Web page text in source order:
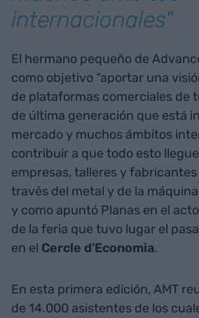
internacionales"
El hermano pequeño de
como objetivo “aportar una
de plataformas comerciales de
de última generación que está
mercado y muchos ámbitos
contribuir a que todo esto
empresas, talleres y
través del metal y de la
y como apuntó Planas en el
de la feria que tuvo lugar el
en el Cercle d'Economia.
En esta primera edición, AMT
de 14.000 asistentes de los